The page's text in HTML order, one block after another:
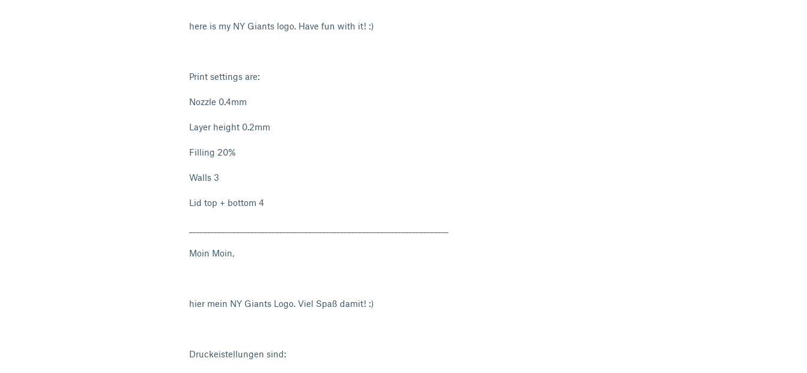
here is my NY Giants logo. Have fun with it! :)
Print settings are:
Nozzle 0.4mm
Layer height 0.2mm
Filling 20%
Walls 3
Lid top + bottom 4
Moin Moin,
hier mein NY Giants Logo. Viel Spaß damit! :)
Druckeistellungen sind: